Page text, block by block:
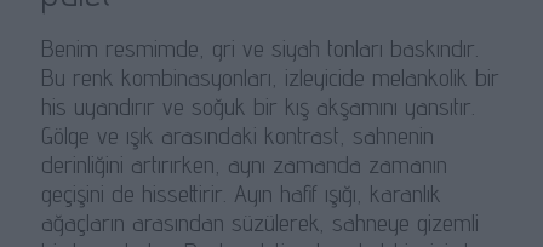
Benim resmimde, gri ve siyah tonları baskındır.
Bu renk kombinasyonları, izleyicide melankolik bir
his uyandırır ve soğuk bir kış akşamını yansıtır.
Gölge ve ışık arasındaki kontrast, sahnenin
derinliğini artırırken, aynı zamanda zamanın
geçişini de hissettirir. Ayın hafif ışığı, karanlık
ağaçların arasından süzülerek, sahneye gizemli